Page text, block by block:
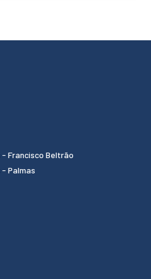
Francisco Beltrão
Palmas